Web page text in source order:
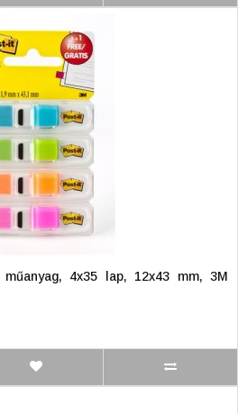
4x35 lap, 12x43 mm, 3M